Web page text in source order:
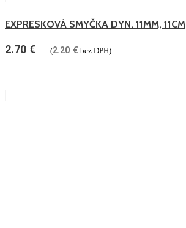
EXPRESKOVÁ SMYČKA DYN. 11MM, 11CM
2.70 € (2.20 € bez DPH)